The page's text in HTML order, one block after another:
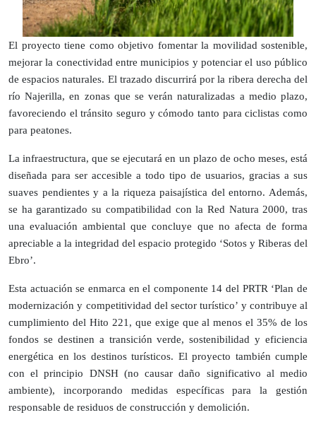
El proyecto tiene como objetivo fomentar la movilidad sostenible,
mejorar la conectividad entre municipios y potenciar el uso público
de espacios naturales. El trazado discurrirá por la ribera derecha del
río Najerilla, en zonas que se verán naturalizadas a medio plazo,
favoreciendo el tránsito seguro y cómodo tanto para ciclistas como
para peatones.
La infraestructura, que se ejecutará en un plazo de ocho meses, está
diseñada para ser accesible a todo tipo de usuarios, gracias a sus
suaves pendientes y a la riqueza paisajística del entorno. Además,
se ha garantizado su compatibilidad con la Red Natura 2000, tras
una evaluación ambiental que concluye que no afecta de forma
apreciable a la integridad del espacio protegido ‘Sotos y Riberas del
Ebro’.
Esta actuación se enmarca en el componente 14 del PRTR ‘Plan de
modernización y competitividad del sector turístico’ y contribuye al
cumplimiento del Hito 221, que exige que al menos el 35% de los
fondos se destinen a transición verde, sostenibilidad y eficiencia
energética en los destinos turísticos. El proyecto también cumple
con el principio DNSH (no causar daño significativo al medio
ambiente), incorporando medidas específicas para la gestión
responsable de residuos de construcción y demolición.